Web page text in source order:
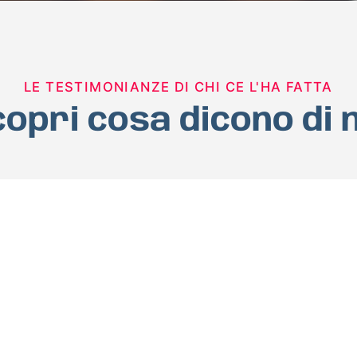
LE TESTIMONIANZE DI CHI CE L'HA FATTA
cosa dicono di